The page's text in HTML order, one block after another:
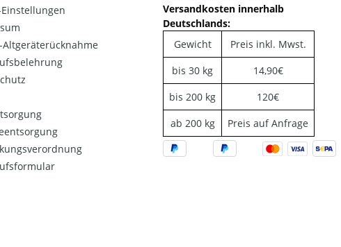
Versandkosten innerhalb
Deutschlands:
Gewicht
Preis inkl. Mwst.
bis 30 kg
14,90€
bis 200 kg
120€
ab 200 kg
Preis auf Anfrage